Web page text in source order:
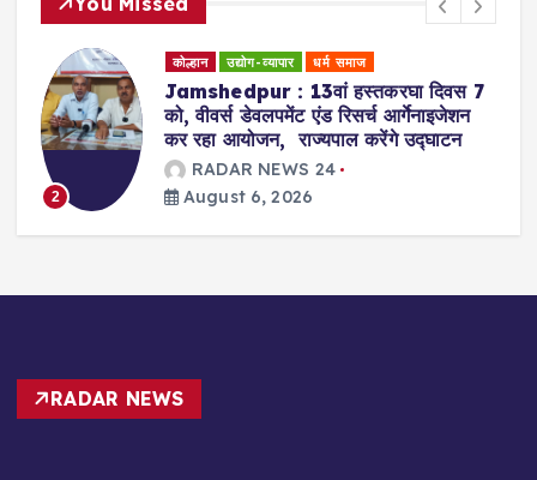
कोल्हान शिक्षा जगत साक्षात्कार
Jamshedpur : ग्रेजुएट महाविद्यालय में
कानूनी जागरुकता शिविर का आयोजन, डालसा
सचिव ने की शिरकत, कानून से रू व रू हुईं
छात्राएं
RADAR NEWS 24
RADAR NEWS